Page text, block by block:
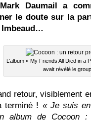
Daumail a
le doute sur la
Imbeaud…
L’album « My Friends All Died in a
avait révélé le
retour, visiblement
terminé ! « Je suis
album de Cocoon